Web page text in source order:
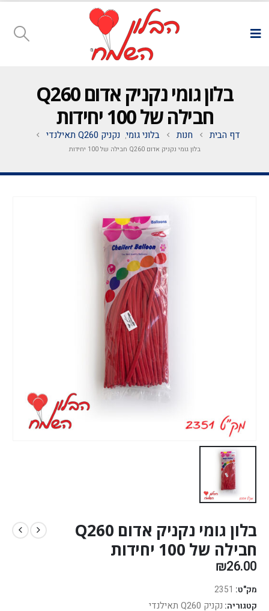
בלון גומי נקניק אדום Q260
חבילה של 100 יחידות
דף הבית חנות בלוני גומי, נקניק Q260 תאילנדי
בלון גומי נקניק אדום Q260 חבילה של 100 יחידות
בלון גומי נקניק אדום Q260
חבילה של 100 יחידות
₪26.00
מק"ט: 2351
קטגוריה: נקניק Q260 תאילנדי